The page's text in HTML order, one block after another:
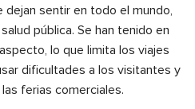
sentir en todo el mundo,
pública. Se han tenido en
lo que limita los viajes
dificultades a los visitantes y
ferias comerciales.